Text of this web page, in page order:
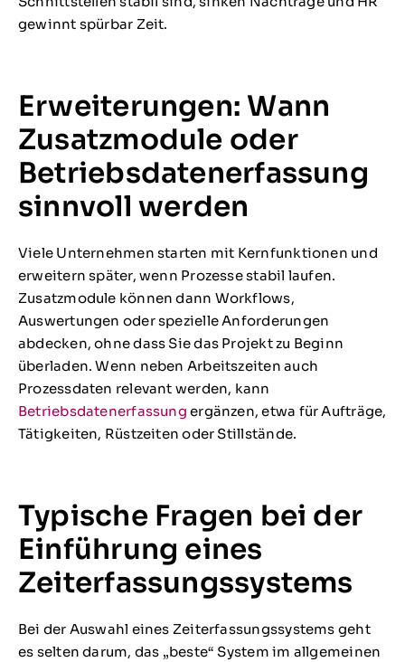
gewinnt spürbar Zeit.
Erweiterungen: Wann
Zusatzmodule oder
Betriebsdatenerfassung
sinnvoll werden
Viele Unternehmen starten mit Kernfunktionen und
erweitern später, wenn Prozesse stabil laufen.
Zusatzmodule können dann Workflows,
Auswertungen oder spezielle Anforderungen
abdecken, ohne dass Sie das Projekt zu Beginn
überladen. Wenn neben Arbeitszeiten auch
Prozessdaten relevant werden, kann
Betriebsdatenerfassung ergänzen, etwa für Aufträge,
Tätigkeiten, Rüstzeiten oder Stillstände.
Typische Fragen bei der
Einführung eines
Zeiterfassungssystems
Bei der Auswahl eines Zeiterfassungssystems geht
es selten darum, das „beste“ System im allgemeinen